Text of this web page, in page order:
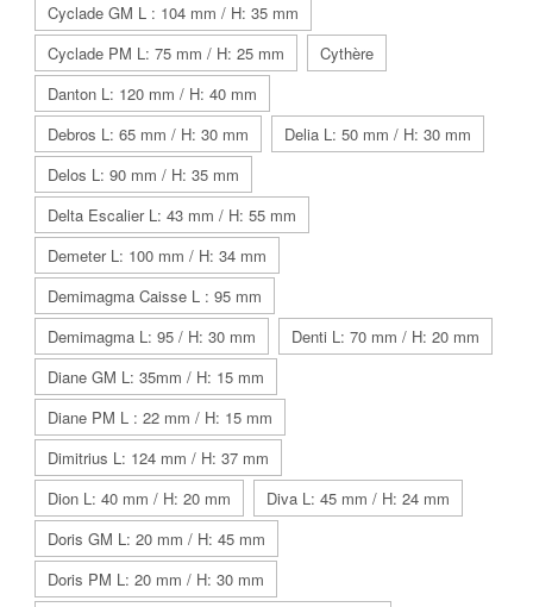
Cyclade GM L : 104 mm / H: 35 mm
Cyclade PM L: 75 mm / H: 25 mm
Cythère
Danton L: 120 mm / H: 40 mm
Debros L: 65 mm / H: 30 mm
Delia L: 50 mm / H: 30 mm
Delos L: 90 mm / H: 35 mm
Delta Escalier L: 43 mm / H: 55 mm
Demeter L: 100 mm / H: 34 mm
Demimagma Caisse L : 95 mm
Demimagma L: 95 / H: 30 mm
Denti L: 70 mm / H: 20 mm
Diane GM L: 35mm / H: 15 mm
Diane PM L : 22 mm / H: 15 mm
Dimitrius L: 124 mm / H: 37 mm
Dion L: 40 mm / H: 20 mm
Diva L: 45 mm / H: 24 mm
Doris GM L: 20 mm / H: 45 mm
Doris PM L: 20 mm / H: 30 mm